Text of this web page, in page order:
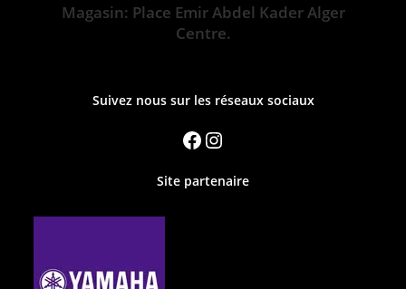
Magasin: Place Emir Abdel Kader Alger
Centre.
Suivez nous sur les réseaux sociaux
Site partenaire